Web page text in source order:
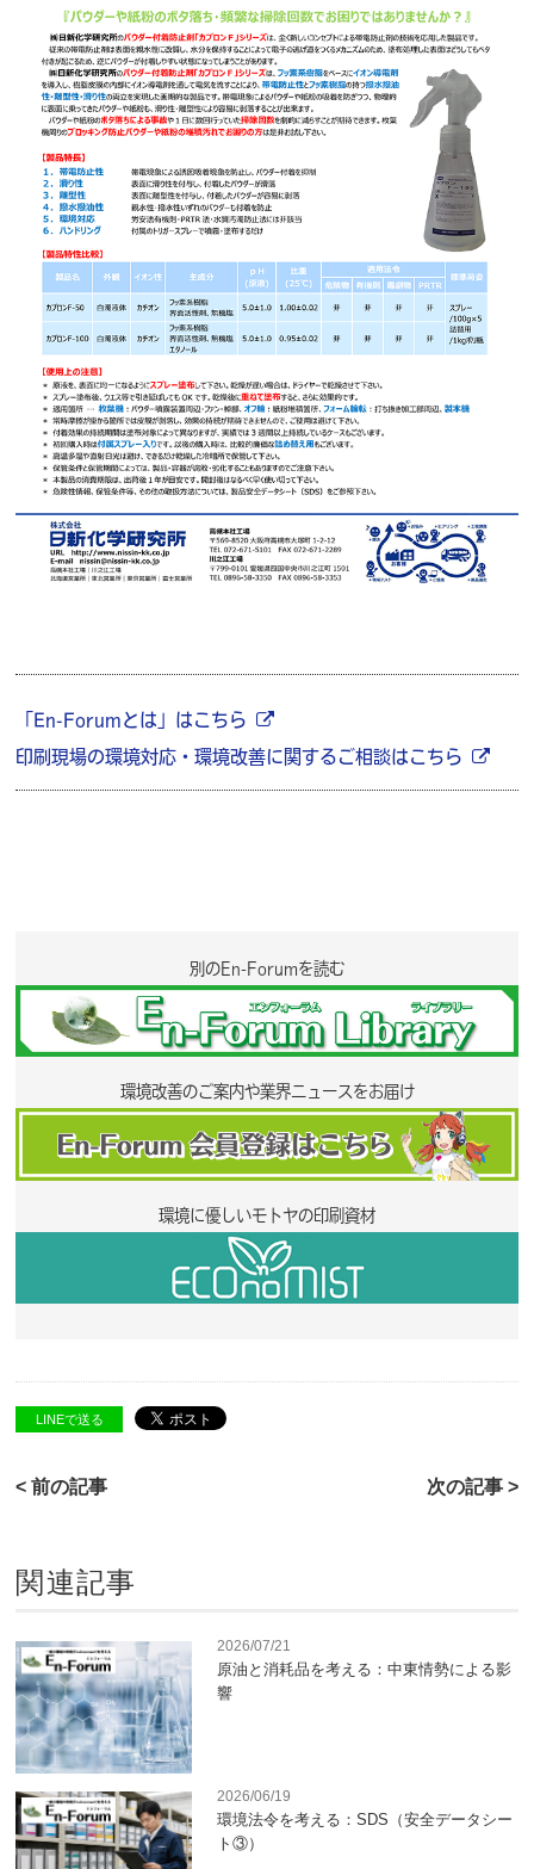
「En-Forumとは」はこちら
印刷現場の環境対応・環境改善に関するご相談はこちら
別のEn-Forumを読む
環境改善のご案内や業界ニュースをお届け
環境に優しいモトヤの印刷資材
LINEで送る
< 前の記事 次の記事 >
関連記事
2026/07/21
原油と消耗品を考える：中東情勢による影
響
2026/06/19
環境法令を考える：SDS（安全データシー
ト③）